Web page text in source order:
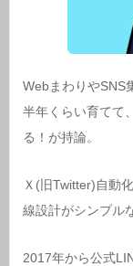
WebまわりやSNS
半年くらい育てて
る！が持論。
Ｘ(旧Twitter)自動
線設計がシンプル
2017年から公式